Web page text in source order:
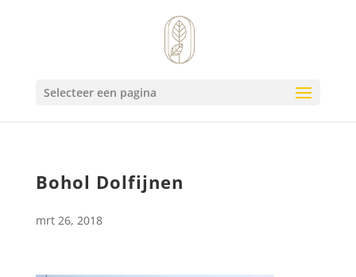
Selecteer een pagina
Bohol Dolfijnen
mrt 26, 2018